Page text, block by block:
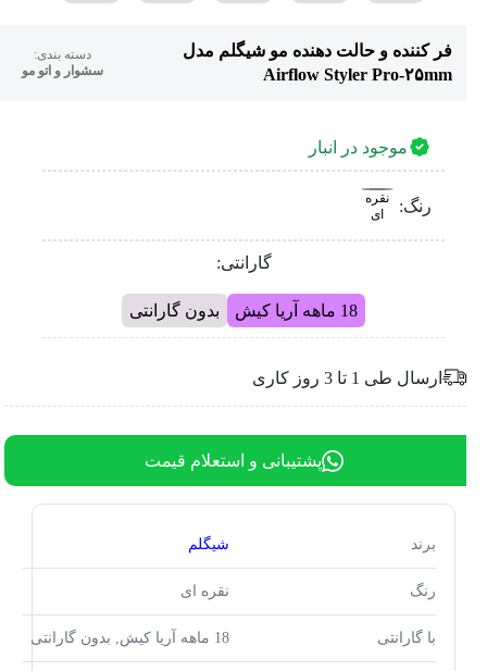
فر کننده و حالت دهنده مو شیگلم مدل
Airflow Styler Pro-۲۵mm
دسته بندی:
سشوار و اتو مو
موجود در انبار
رنگ:
نقره
ای
گارانتی:
بدون گارانتی
ارسال طی 1 تا 3 روز کاری
پشتیبانی و استعلام قیمت
برند شیگلم
رنگ نقره ای
با گارانتی